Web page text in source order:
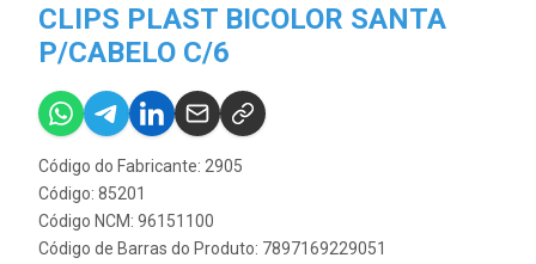
CLIPS PLAST BICOLOR SANTA
P/CABELO C/6
Código do Fabricante: 2905
Código: 85201
Código NCM: 96151100
Código de Barras do Produto: 7897169229051